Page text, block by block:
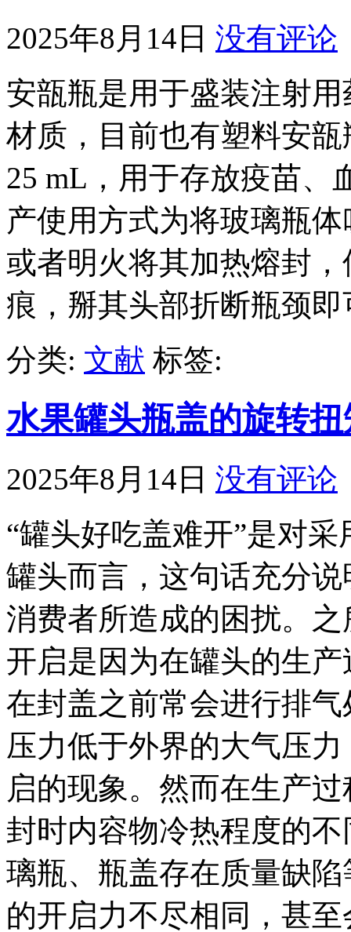
2025年8月14日 没有评论
安瓿瓶是用于盛装注射
材质，目前也有塑料安
25 mL，用于存放疫苗、
产使用方式为将玻璃瓶
或者明火将其加热熔封
痕，掰其头部折断瓶颈
分类: 文献 标签:
水果罐头瓶盖的旋转
2025年8月14日 没有评论
“罐头好吃盖难开”是对
罐头而言，这句话充分
消费者所造成的困扰。
开启是因为在罐头的生
在封盖之前常会进行排
压力低于外界的大气压
启的现象。然而在生产
封时内容物冷热程度的
璃瓶、瓶盖存在质量缺
的开启力不尽相同，甚